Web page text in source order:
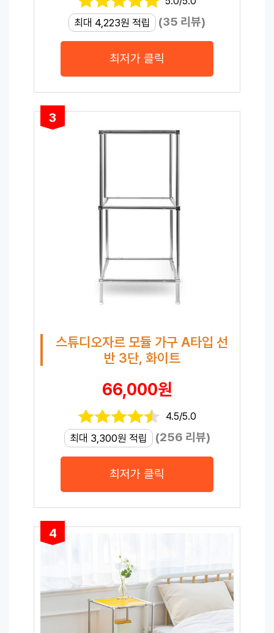
최대 4,223원 적립 (35 리뷰)
최저가 클릭
3
스튜디오자르 모듈 가구 A타입 선
반 3단, 화이트
66,000원
4.5/5.0
최대 3,300원 적립 (256 리뷰)
최저가 클릭
4